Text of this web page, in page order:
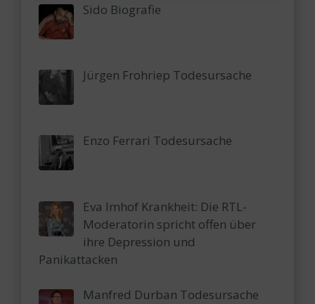
Sido Biografie
Jürgen Frohriep Todesursache
Enzo Ferrari Todesursache
Eva Imhof Krankheit: Die RTL-
Moderatorin spricht offen über
ihre Depression und
Panikattacken
Manfred Durban Todesursache